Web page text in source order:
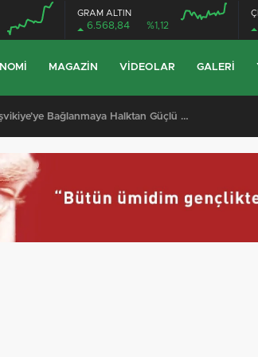
GRAM ALTIN
6.568,84 %1,12
MAGAZIN VIDEOLAR GALERI
Eşi ve Çocuğu Hayatını Kaybetti